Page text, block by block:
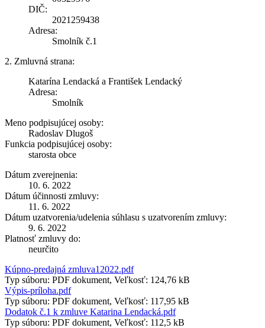
DIČ:
2021259438
Adresa:
Smolník č.1
2. Zmluvná strana:
Katarína Lendacká a František Lendacký
Adresa:
Smolník
Meno podpisujúcej osoby:
Radoslav Dlugoš
Funkcia podpisujúcej osoby:
starosta obce
Dátum zverejnenia:
10. 6. 2022
Dátum účinnosti zmluvy:
11. 6. 2022
Dátum uzatvorenia/udelenia súhlasu s uzatvorením zmluvy:
9. 6. 2022
Platnosť zmluvy do:
neurčito
Kúpno-predajná zmluva12022.pdf
Typ súboru: PDF dokument, Veľkosť: 124,76 kB
Výpis-príloha.pdf
Typ súboru: PDF dokument, Veľkosť: 117,95 kB
Dodatok č.1 k zmluve Katarina Lendacká.pdf
Typ súboru: PDF dokument, Veľkosť: 112,5 kB